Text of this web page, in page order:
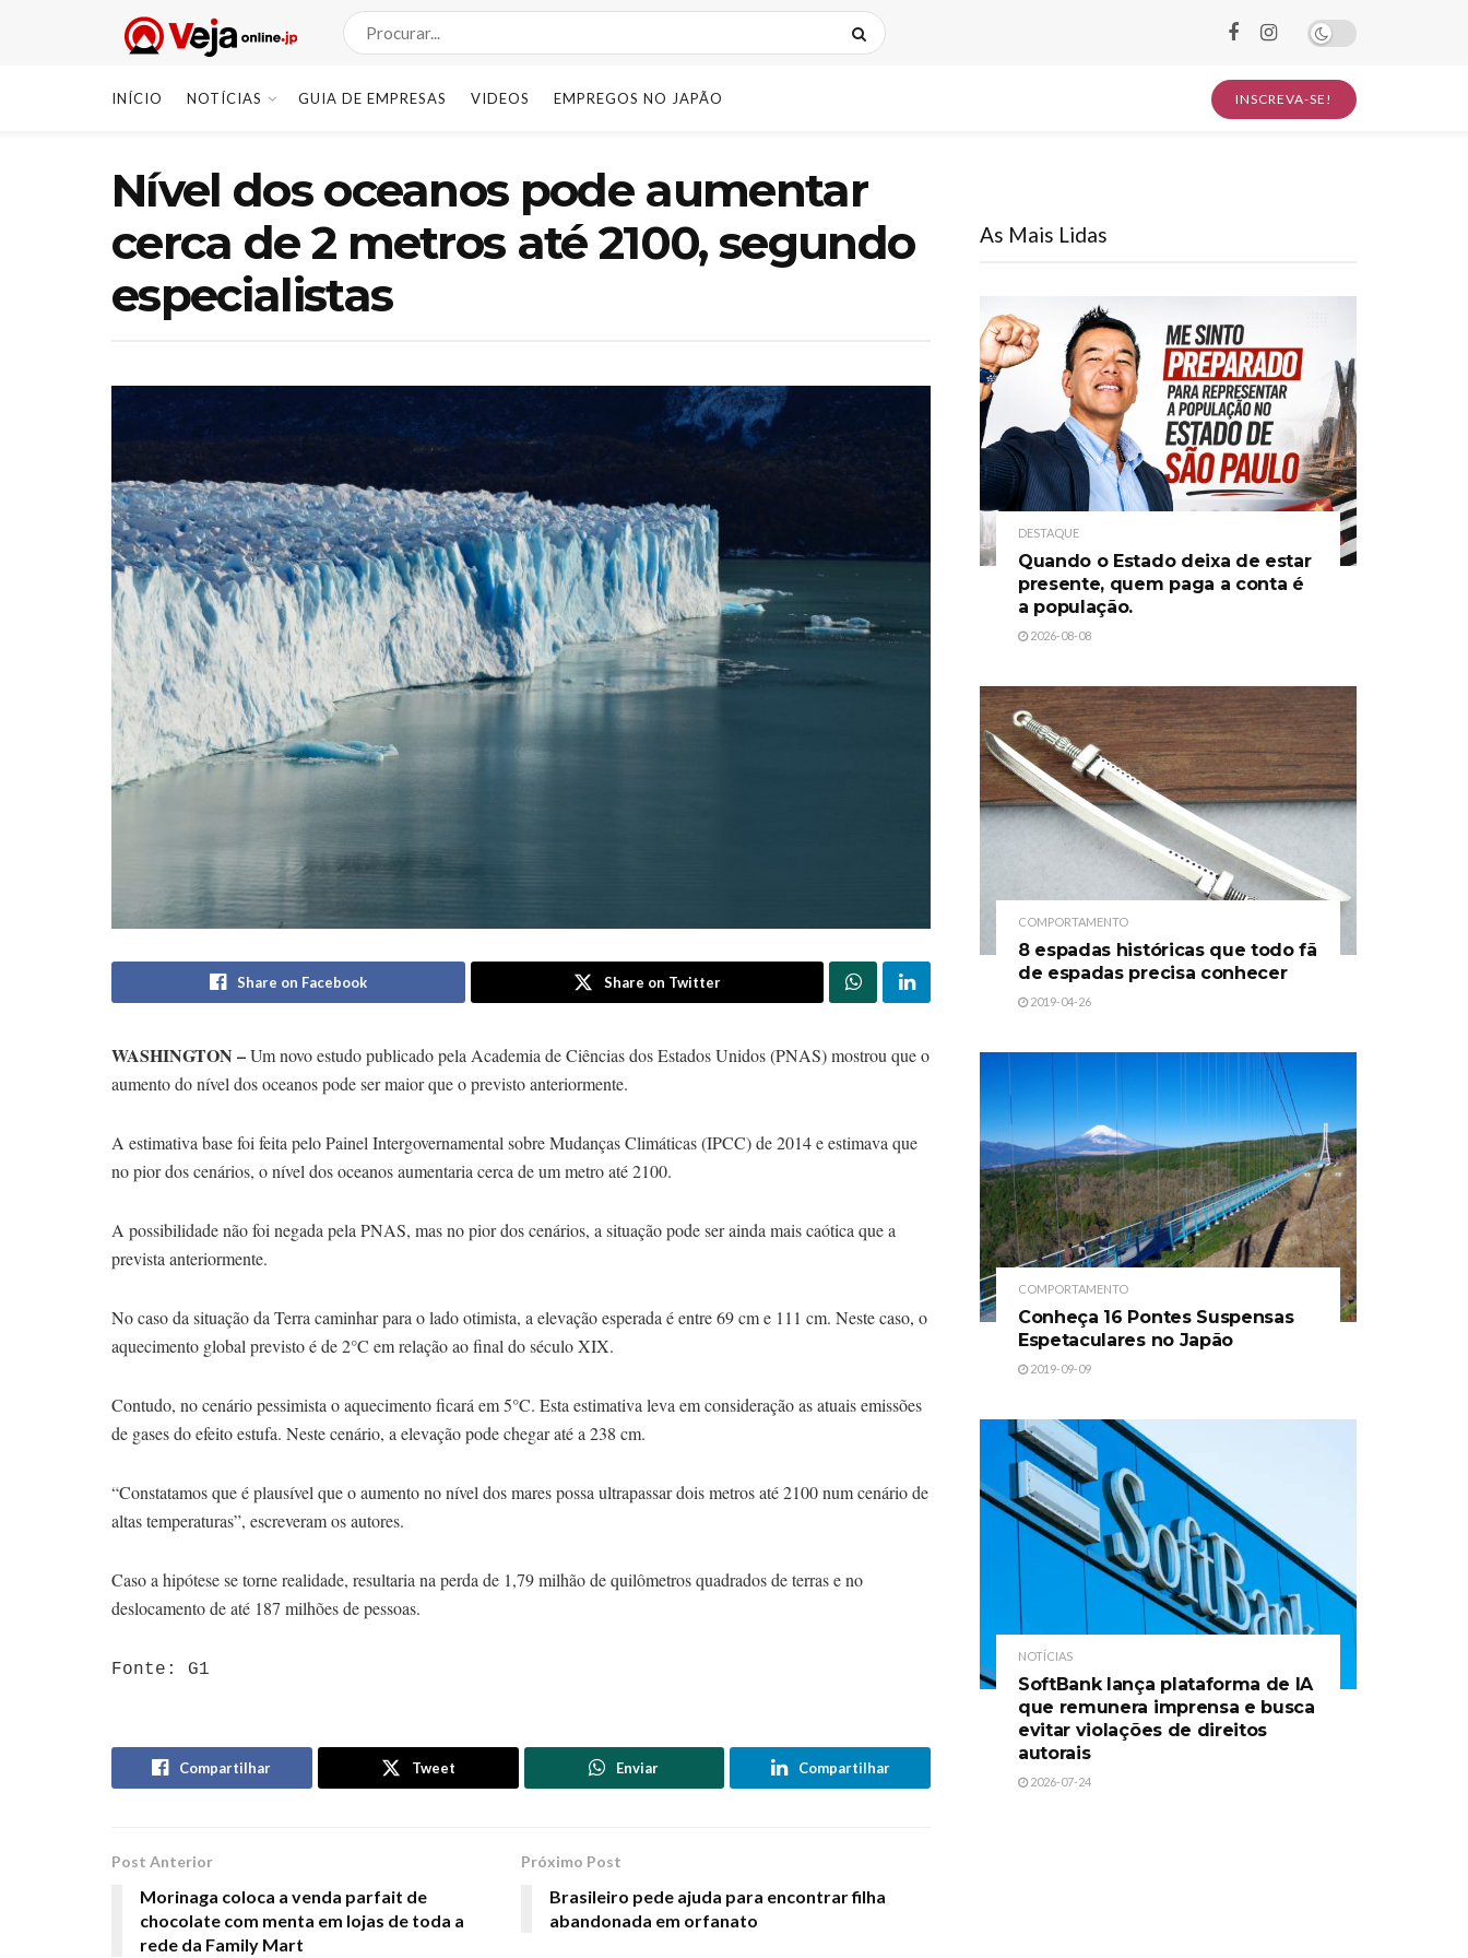
INÍCIO NOTÍCIAS GUIA DE EMPRESAS VIDEOS EMPREGOS NO JAPÃO INSCREVA-SE!
Nível dos oceanos pode aumentar
cerca de 2 metros até 2100, segundo
especialistas
Share on Facebook Share on Twitter
WASHINGTON –Um novo estudo publicado pela Academia de Ciências dos Estados Unidos (PNAS) mostrou que o
aumento do nível dos oceanos pode ser maior que o previsto anteriormente.
A estimativa base foi feita pelo Painel Intergovernamental sobre Mudanças Climáticas (IPCC) de 2014 e estimava que
no pior dos cenários, o nível dos oceanos aumentaria cerca de um metro até 2100.
A possibilidade não foi negada pela PNAS, mas no pior dos cenários, a situação pode ser ainda mais caótica que a
prevista anteriormente.
No caso da situação da Terra caminhar para o lado otimista, a elevação esperada é entre 69 cm e 111 cm. Neste caso, o
aquecimento global previsto é de 2°C em relação ao final do século XIX.
Contudo, no cenário pessimista o aquecimento ficará em 5°C. Esta estimativa leva em consideração as atuais emissões
de gases do efeito estufa. Neste cenário, a elevação pode chegar até a 238 cm.
“Constatamos que é plausível que o aumento no nível dos mares possa ultrapassar dois metros até 2100 num cenário de
altas temperaturas”, escreveram os autores.
Caso a hipótese se torne realidade, resultaria na perda de 1,79 milhão de quilômetros quadrados de terras e no
deslocamento de até 187 milhões de pessoas.
Fonte: G1
Compartilhar Tweet Enviar Compartilhar
Post Anterior
Morinaga coloca a venda parfait de
chocolate com menta em lojas de toda a
rede da Family Mart
Próximo Post
Brasileiro pede ajuda para encontrar filha
abandonada em orfanato
As Mais Lidas
DESTAQUE
Quando o Estado deixa de estar
presente, quem paga a conta é
a população.
2026-08-08
COMPORTAMENTO
8 espadas históricas que todo fã
de espadas precisa conhecer
2019-04-26
COMPORTAMENTO
Conheça 16 Pontes Suspensas
Espetaculares no Japão
2019-09-09
NOTÍCIAS
SoftBank lança plataforma de IA
que remunera imprensa e busca
evitar violações de direitos
autorais
2026-07-24